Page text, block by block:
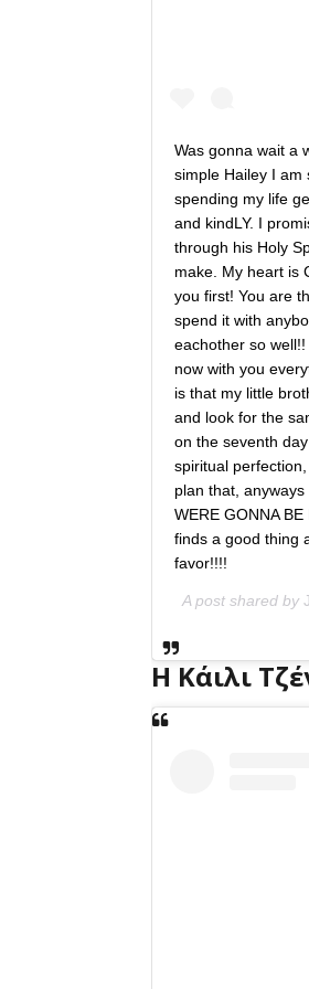
Was gonna wait a
simple Hailey I am
spending my life
and kindLY. I
through his Holy
make. My heart is
you first! You are
spend it with
eachother so well!!
now with you
is that my little
and look for the
on the seventh
spiritual perfection,
plan that,
WERE GONNA
finds a good thing
favor!!!!
A post shared by
Η Κάιλι